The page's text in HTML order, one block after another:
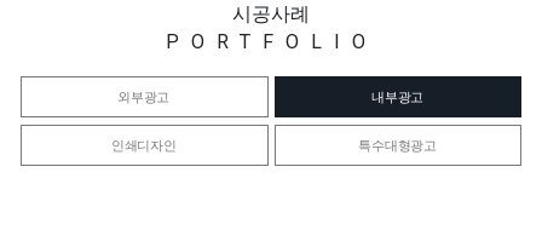
시공사례
PORTFOLIO
외부광고 내부광고
인쇄디자인 특수대형광고